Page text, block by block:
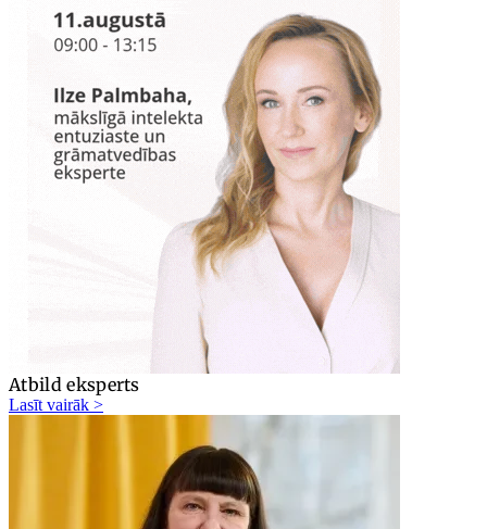
Atbild eksperts
Lasīt vairāk >